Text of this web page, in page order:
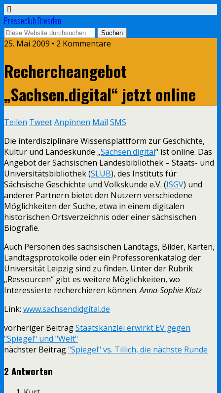
Presseclub Dresden
25. Mai 2009 • 2 Kommentare
Rechercheangebot
„Sachsen.digital“ jetzt online
Teilen TweetAnpinnen Mail SMS
Die interdisziplinäre Wissensplattform zur Geschichte,
Kultur und Landeskunde „Sachsen.digital“ ist online. Das
Angebot der Sächsischen Landesbibliothek – Staats- und
Universitätsbibliothek (SLUB), des Instituts für
Sächsische Geschichte und Volkskunde e.V. (ISGV) und
anderer Partnern bietet den Nutzern verschiedene
Möglichkeiten der Suche, etwa in einem digitalen
historischen Ortsverzeichnis oder einer sächsischen
Biografie.
Auch Personen des sächsischen Landtags, Bilder, Karten,
Landtagsprotokolle oder ein Professorenkatalog der
Universität Leipzig sind zu finden. Unter der Rubrik
„Ressourcen“ gibt es weitere Möglichkeiten, wo
Interessierte recherchieren können.Anna-Sophie Klotz
Link: www.sachsendidgital.de
vorheriger BeitragStaatskanzlei erwirkt EV gegen
"Spiegel" und "Welt"
nächster Beitrag"Spiegel" vs. Tillich, die nächste Runde
2 Antworten